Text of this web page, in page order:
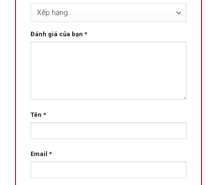
Đánh giá của bạn *
Tên *
Email *